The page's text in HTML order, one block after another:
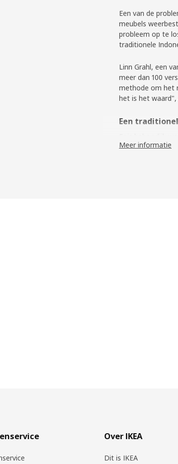
Een van de
meubels
probleem op te
traditionele
Linn Grahl, een
meer dan 100
methode om het
het is het waard",
Een
Meer informatie
Over IKEA
Dit is IKEA